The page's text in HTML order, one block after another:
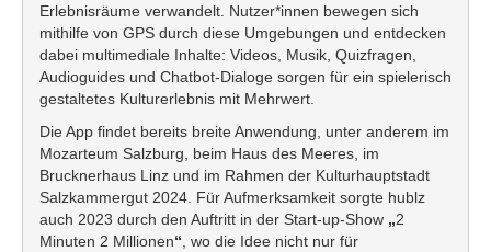
Erlebnisräume verwandelt. Nutzer*innen bewegen sich
mithilfe von GPS durch diese Umgebungen und entdecken
dabei multimediale Inhalte: Videos, Musik, Quizfragen,
Audioguides und Chatbot-Dialoge sorgen für ein spielerisch
gestaltetes Kulturerlebnis mit Mehrwert.
Die App findet bereits breite Anwendung, unter anderem im
Mozarteum Salzburg, beim Haus des Meeres, im
Brucknerhaus Linz und im Rahmen der Kulturhauptstadt
Salzkammergut 2024. Für Aufmerksamkeit sorgte hublz
auch 2023 durch den Auftritt in der Start-up-Show „2
Minuten 2 Millionen“ , wo die Idee nicht nur für